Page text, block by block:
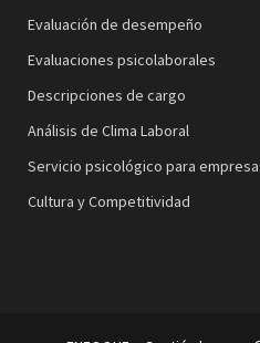
Evaluación de desempeño
Evaluaciones psicolaborales
Descripciones de cargo
Análisis de Clima Laboral
Servicio psicológico para
Cultura y Competitividad